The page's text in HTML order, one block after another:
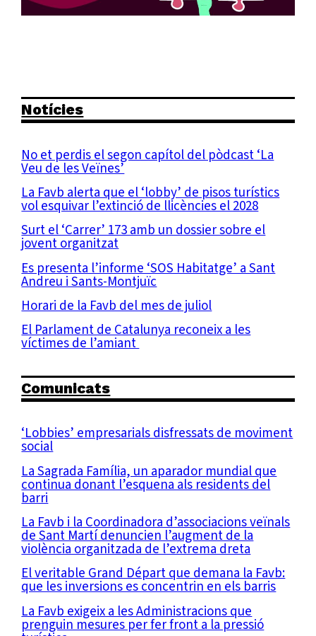
Notícies
No et perdis el segon capítol del pòdcast ‘La
Veu de les Veïnes’
La Favb alerta que el ‘lobby’ de pisos turístics
vol esquivar l’extinció de llicències el 2028
Surt el ‘Carrer’ 173 amb un dossier sobre el
jovent organitzat
Es presenta l’informe ‘SOS Habitatge’ a Sant
Andreu i Sants-Montjuïc
Horari de la Favb del mes de juliol
El Parlament de Catalunya reconeix a les
víctimes de l’amiant
Comunicats
‘Lobbies’ empresarials disfressats de moviment
social
La Sagrada Família, un aparador mundial que
continua donant l’esquena als residents del
barri
La Favb i la Coordinadora d’associacions veïnals
de Sant Martí denuncien l’augment de la
violència organitzada de l’extrema dreta
El veritable Grand Départ que demana la Favb:
que les inversions es concentrin en els barris
La Favb exigeix a les Administracions que
prenguin mesures per fer front a la pressió